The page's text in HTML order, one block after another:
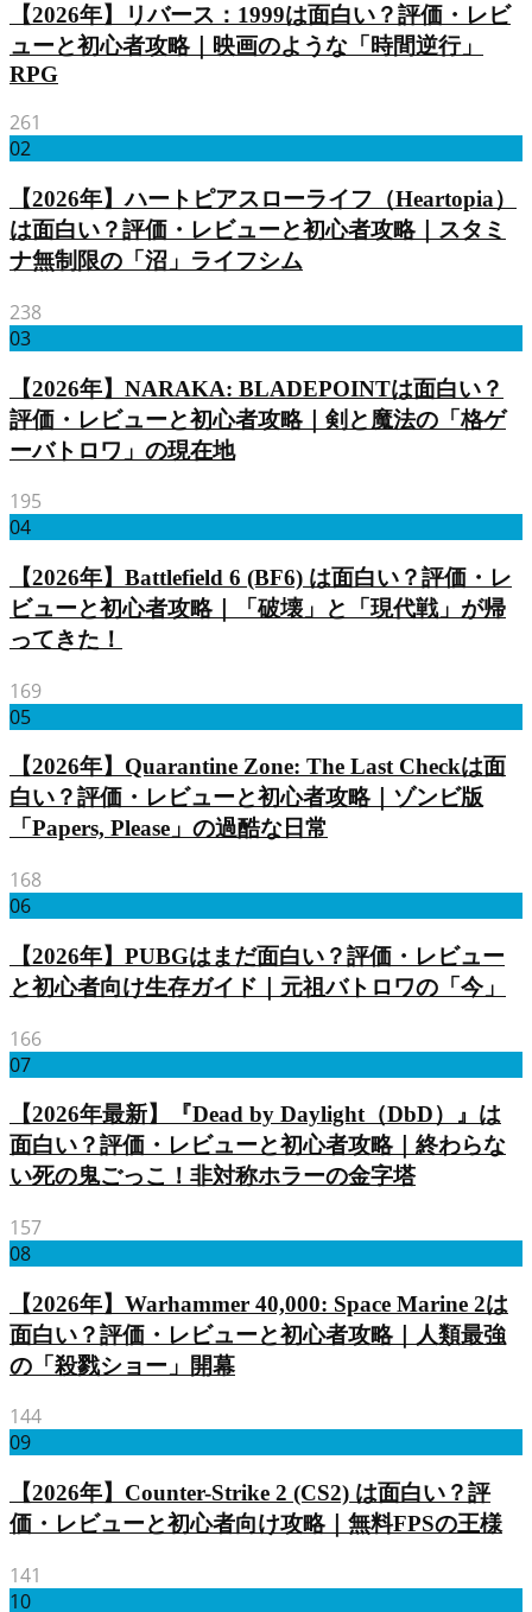
【2026年】リバース：1999は面白い？評価・レビ
ューと初心者攻略｜映画のような「時間逆行」
RPG
261
02
【2026年】ハートピアスローライフ（Heartopia）
は面白い？評価・レビューと初心者攻略｜スタミ
ナ無制限の「沼」ライフシム
238
03
【2026年】NARAKA: BLADEPOINTは面白い？
評価・レビューと初心者攻略｜剣と魔法の「格ゲ
ーバトロワ」の現在地
195
04
【2026年】Battlefield 6 (BF6) は面白い？評価・レ
ビューと初心者攻略｜「破壊」と「現代戦」が帰
ってきた！
169
05
【2026年】Quarantine Zone: The Last Checkは面
白い？評価・レビューと初心者攻略｜ゾンビ版
「Papers, Please」の過酷な日常
168
06
【2026年】PUBGはまだ面白い？評価・レビュー
と初心者向け生存ガイド｜元祖バトロワの「今」
166
07
【2026年最新】『Dead by Daylight（DbD）』は
面白い？評価・レビューと初心者攻略｜終わらな
い死の鬼ごっこ！非対称ホラーの金字塔
157
08
【2026年】Warhammer 40,000: Space Marine 2は
面白い？評価・レビューと初心者攻略｜人類最強
の「殺戮ショー」開幕
144
09
【2026年】Counter-Strike 2 (CS2) は面白い？評
価・レビューと初心者向け攻略｜無料FPSの王様
141
10